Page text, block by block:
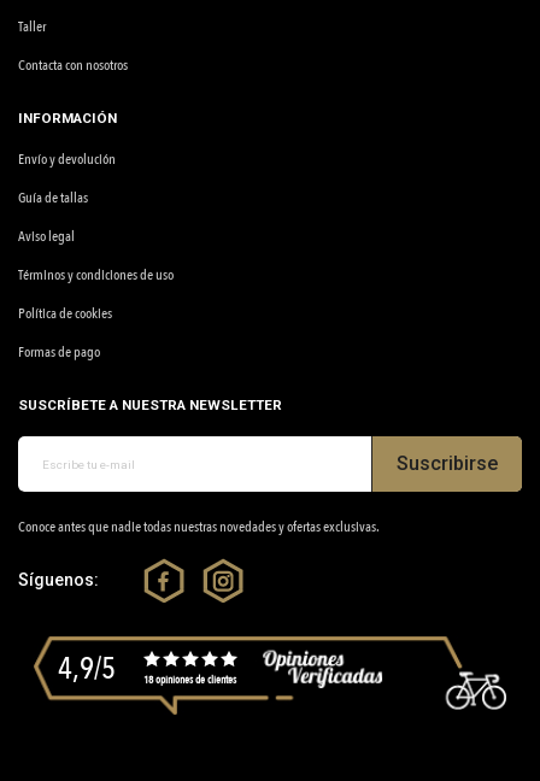
Taller
Contacta con nosotros
INFORMACIÓN
Envío y devolución
Guía de tallas
Aviso legal
Términos y condiciones de uso
Política de cookies
Formas de pago
SUSCRÍBETE A NUESTRA NEWSLETTER
Suscribirse
Conoce antes que nadie todas nuestras novedades y ofertas exclusivas.
Síguenos:
4,9/5 18 opiniones de clientes